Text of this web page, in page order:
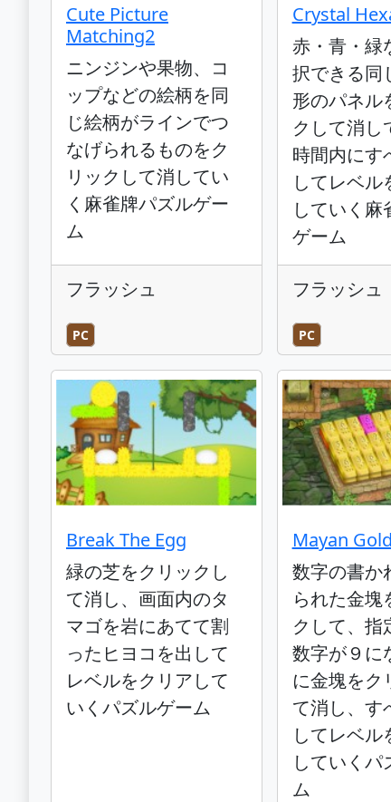
Cute Picture
Matching2
ニンジンや果物、コ
ップなどの絵柄を同
じ絵柄がラインでつ
なげられるものをク
リックして消してい
く麻雀牌パズルゲー
ム
フラッシュ
PC
Crystal
赤・青・緑
択できる同
形のパネル
クして消し
時間内にす
してレベル
していく麻
ゲーム
フラッシュ
PC
Break The Egg
緑の芝をクリックし
て消し、画面内のタ
マゴを岩にあてて割
ったヒヨコを出して
レベルをクリアして
いくパズルゲーム
Mayan Gold
数字の書か
られた金塊
クして、指
数字が９に
に金塊をク
て消し、す
してレベル
していくパ
ム